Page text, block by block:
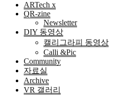
ARTech x
QR-zine
Newsletter
DIY 동영상
캘리그라피 동영상
Calli &Pic
Community
자료실
Archive
VR 갤러리